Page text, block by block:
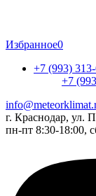
Избранное0
+7 (993)
+7
г. Краснодар, ул.
пн-пт 8:30-18:00,